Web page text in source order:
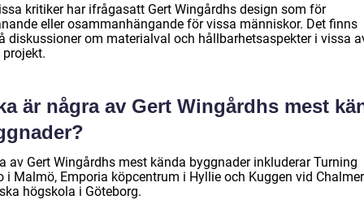
kritiker har ifrågasatt Gert Wingårdhs design som för
eller osammanhängande för vissa människor. Det finns
diskussioner om materialval och hållbarhetsaspekter i vissa
är några av Gert Wingårdhs mest
av Gert Wingårdhs mest kända byggnader inkluderar Turning
i Malmö, Emporia köpcentrum i Hyllie och Kuggen vid
högskola i Göteborg.